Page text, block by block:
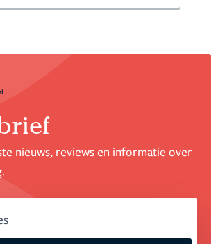
nieuws, reviews en informatie over